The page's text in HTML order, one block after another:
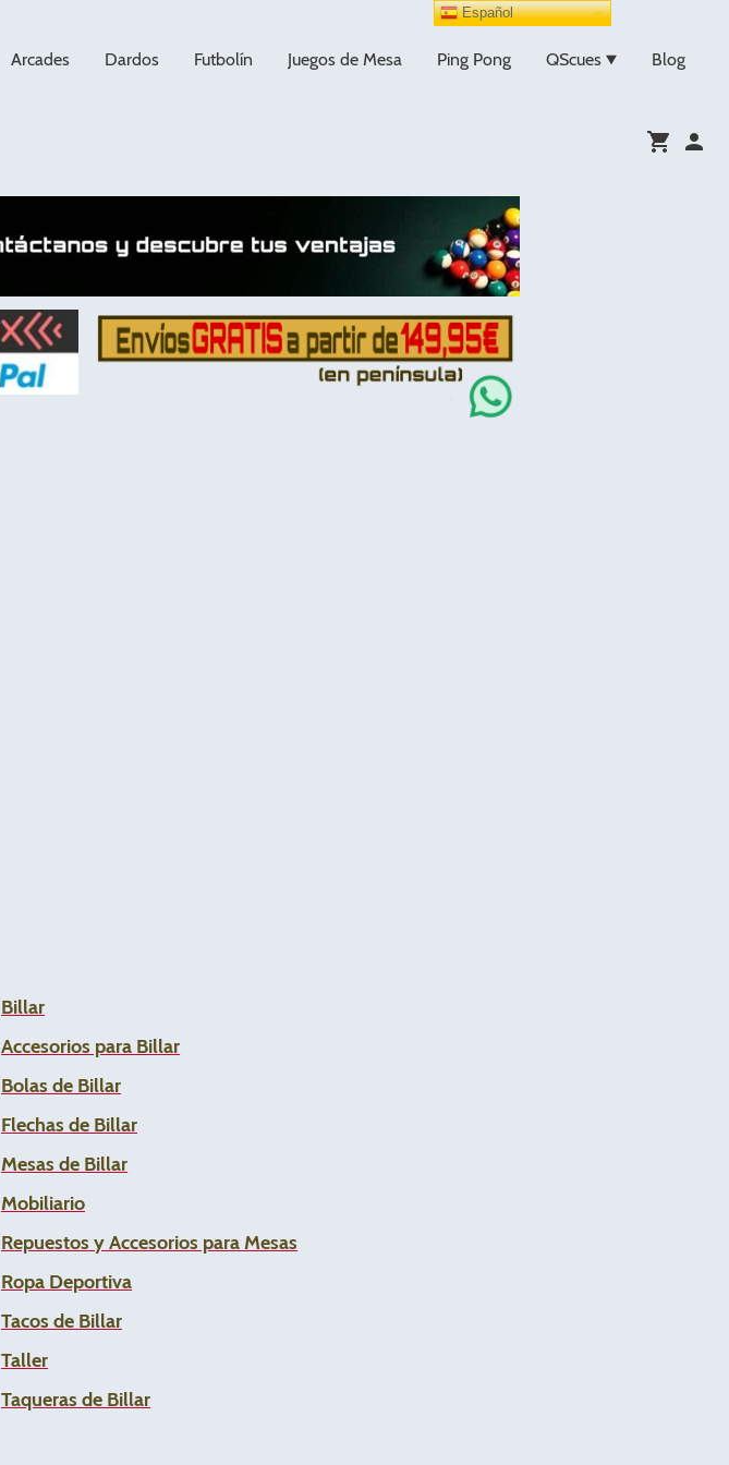
Arcades Dardos Futbolín Juegos de Mesa Ping Pong QScues Blog
Billar
Accesorios para Billar
Bolas de Billar
Flechas de Billar
Mesas de Billar
Mobiliario
Repuestos y Accesorios para Mesas
Ropa Deportiva
Tacos de Billar
Taller
Taqueras de Billar
Español